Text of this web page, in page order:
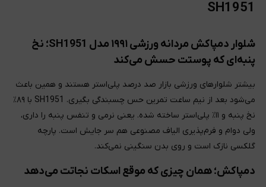
SH1951
شلوار دمپاکش مردانه ورزشی ۱۹۹۱ مدل SH1951؛ نخ
پنبه‌ای که پوستت حسش می‌کند
بیشتر شلوارهای ورزشی بازار صد درصد پلی‌استر هستند و همین باعث
می‌شود بعد از نیم ساعت تمرین حس چسبندگی بگیری. SH1951 با ۸۹٪
نخ پنبه و ۱۱٪ پلی‌استر ساخته شده. یعنی نرمی و تنفس پنبه را داری،
ولی دوام و فرم‌پذیری الیاف مصنوعی هم سر جایش است. پارچه
گلکسی نازک است و روی بدن سنگینی نمی‌کند.
دمپاکش؛ همان چیزی که موقع اسکات نجاتت می‌دهد